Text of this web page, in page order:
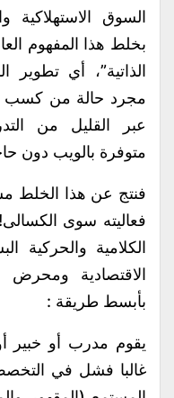
السوق الاستهلاكية
بخلط هذا المفهوم
الذاتية”، أي تطوير
مجرد حالة من كسب
عبر القليل من
متوفرة بالويب دون
فنتج عن هذا الخلط
فعاليته سوى
الكلامية والحركية
الاقتصادية ومحرض
بأبسط طريقة :
يقوم مدرب أو خبير
غالبا فشل في